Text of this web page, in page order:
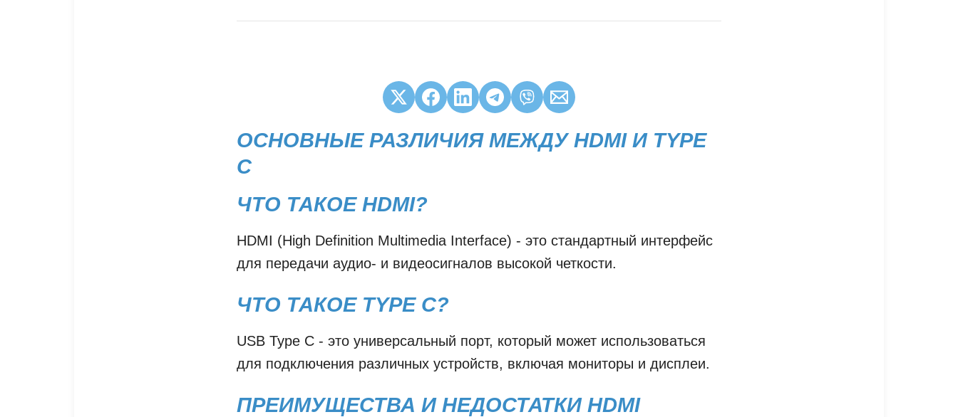
ОСНОВНЫЕ РАЗЛИЧИЯ МЕЖДУ HDMI И TYPE
C
ЧТО ТАКОЕ HDMI?
HDMI (High Definition Multimedia Interface) - это стандартный интерфейс
для передачи аудио- и видеосигналов высокой четкости.
ЧТО ТАКОЕ TYPE C?
USB Type C - это универсальный порт, который может использоваться
для подключения различных устройств, включая мониторы и дисплеи.
ПРЕИМУЩЕСТВА И НЕДОСТАТКИ HDMI